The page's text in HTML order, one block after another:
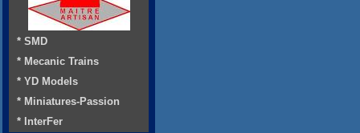
* SMD
* Mecanic Trains
* YD Models
* Miniatures-Passion
* InterFer